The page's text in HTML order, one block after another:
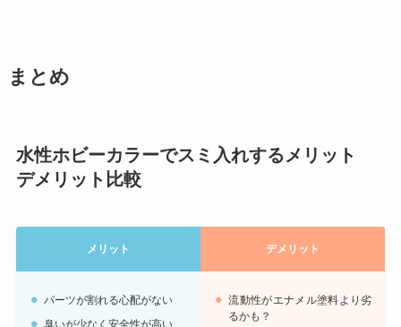
まとめ
水性ホビーカラーでスミ入れするメリット
デメリット比較
メリット デメリット
パーツが割れる心配がない
臭いが少なく安全性が高い
流動性がエナメル塗料より劣
るかも？